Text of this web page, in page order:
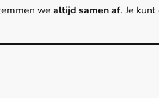
we altijd samen af. Je